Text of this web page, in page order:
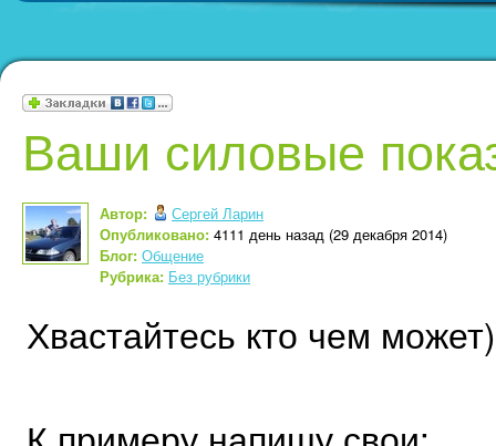
Ваши силовые
Автор:
Сергей Ларин
Опубликовано: 4111 день назад (29 декабря 2014)
Блог: Общение
Рубрика: Без рубрики
Хвастайтесь кто чем может)